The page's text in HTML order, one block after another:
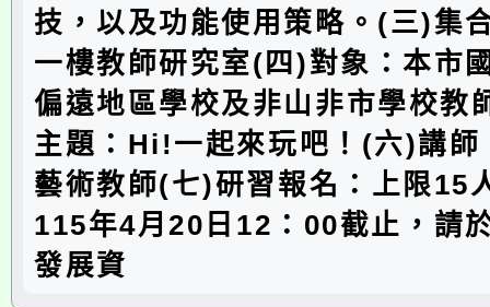
技，以及功能使用策略。(三)集
一樓教師研究室(四)對象：本市
偏遠地區學校及非山非市學校教
主題：Hi!一起來玩吧！(六)講師
藝術教師(七)研習報名：上限15
115年4月20日12：00截止，請
發展資